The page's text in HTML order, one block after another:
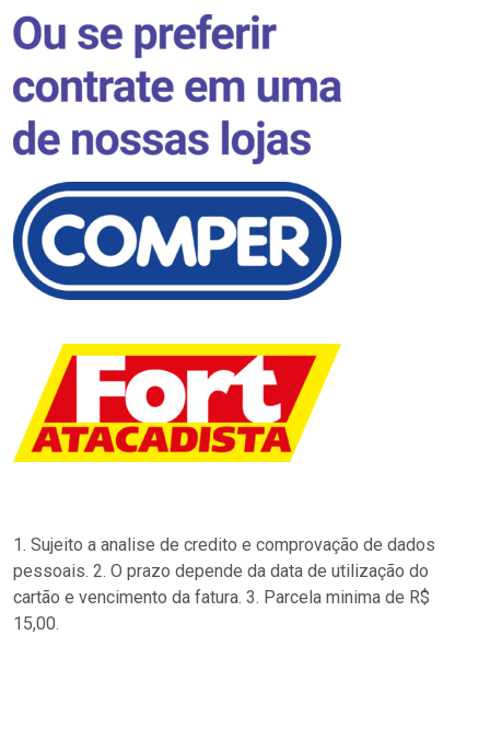
1. Sujeito a analise de credito e comprovação de dados
pessoais. 2. O prazo depende da data de utilização do
cartão e vencimento da fatura. 3. Parcela minima de R$
15,00.